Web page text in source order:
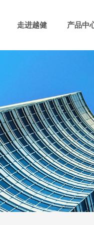
走进越健 产品中